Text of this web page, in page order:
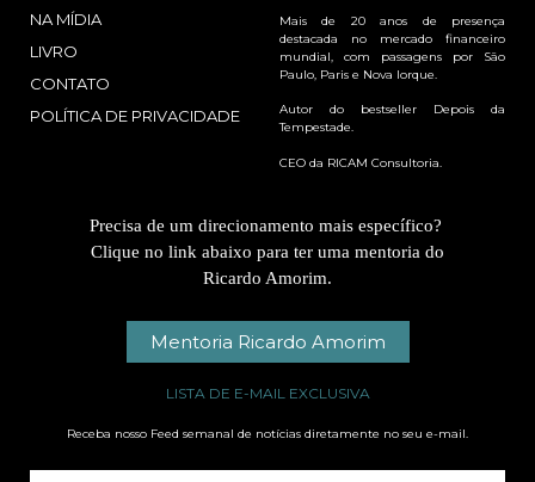
NA MÍDIA
LIVRO
CONTATO
POLÍTICA DE PRIVACIDADE
Mais de 20 anos de presença
destacada no mercado financeiro
mundial, com passagens por São
Paulo, Paris e Nova Iorque.
Autor do bestseller Depois da
Tempestade.
CEO da RICAM Consultoria.
Precisa de um direcionamento mais específico?
Clique no link abaixo para ter uma mentoria do
Ricardo Amorim.
Mentoria Ricardo Amorim
LISTA DE E-MAIL EXCLUSIVA
Receba nosso Feed semanal de notícias diretamente no seu e-mail.